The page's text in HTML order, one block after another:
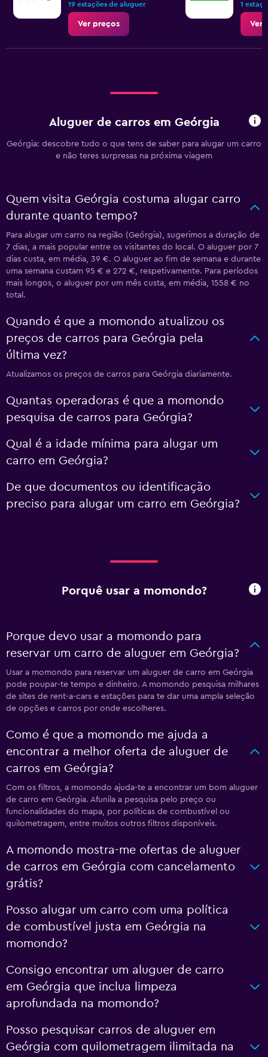
19 estações de aluguer
Ver preços
1
Ver
Aluguer de carros em Geórgia
Geórgia: descobre tudo o que tens de saber para alugar um carro
e não teres surpresas na próxima viagem
Quem visita Geórgia costuma alugar carro
durante quanto tempo?
Para alugar um carro na região (Geórgia), sugerimos a duração de
7 dias, a mais popular entre os visitantes do local. O aluguer por 7
dias custa, em média, 39 €. O aluguer ao fim de semana e durante
uma semana custam 95 € e 272 €, respetivamente. Para períodos
mais longos, o aluguer por um mês custa, em média, 1558 € no
total.
Quando é que a momondo atualizou os
preços de carros para Geórgia pela
última vez?
Atualizamos os preços de carros para Geórgia diariamente.
Quantas operadoras é que a momondo
pesquisa de carros para Geórgia?
Qual é a idade mínima para alugar um
carro em Geórgia?
De que documentos ou identificação
preciso para alugar um carro em Geórgia?
Porquê usar a momondo?
Porque devo usar a momondo para
reservar um carro de aluguer em Geórgia?
Usar a momondo para reservar um aluguer de carro em Geórgia
pode poupar-te tempo e dinheiro. A momondo pesquisa milhares
de sites de rent-a-cars e estações para te dar uma ampla seleção
de opções e carros por onde escolheres.
Como é que a momondo me ajuda a
encontrar a melhor oferta de aluguer de
carros em Geórgia?
Com os filtros, a momondo ajuda-te a encontrar um bom aluguer
de carro em Geórgia. Afunila a pesquisa pelo preço ou
funcionalidades do mapa, por políticas de combustível ou
quilometragem, entre muitos outros filtros disponíveis.
A momondo mostra-me ofertas de aluguer
de carros em Geórgia com cancelamento
grátis?
Posso alugar um carro com uma política
de combustível justa em Geórgia na
momondo?
Consigo encontrar um aluguer de carro
em Geórgia que inclua limpeza
aprofundada na momondo?
Posso pesquisar carros de aluguer em
Geórgia com quilometragem ilimitada na